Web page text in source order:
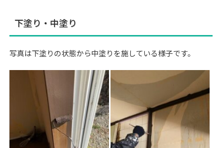
下塗り・中塗り
写真は下塗りの状態から中塗りを施している様子です。